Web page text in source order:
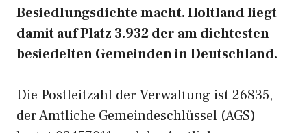
Besiedlungsdichte macht. Holtland liegt
damit auf Platz 3.932 der am dichtesten
besiedelten Gemeinden in Deutschland.
Die Postleitzahl der Verwaltung ist 26835,
der Amtliche Gemeindeschlüssel (AGS)